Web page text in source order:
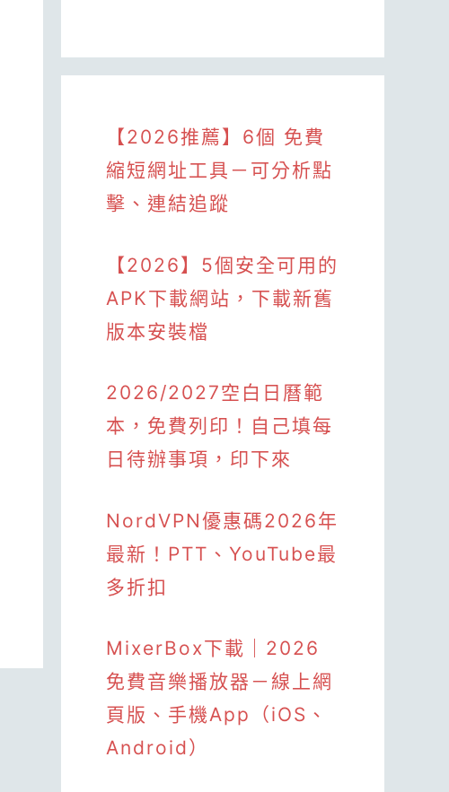
【2026推薦】6個 免費
縮短網址工具－可分析點
擊、連結追蹤
【2026】5個安全可用的
APK下載網站，下載新舊
版本安裝檔
2026/2027空白日曆範
本，免費列印！自己填每
日待辦事項，印下來
NordVPN優惠碼2026年
最新！PTT、YouTube最
多折扣
MixerBox下載｜2026
免費音樂播放器－線上網
頁版、手機App（iOS、
Android）